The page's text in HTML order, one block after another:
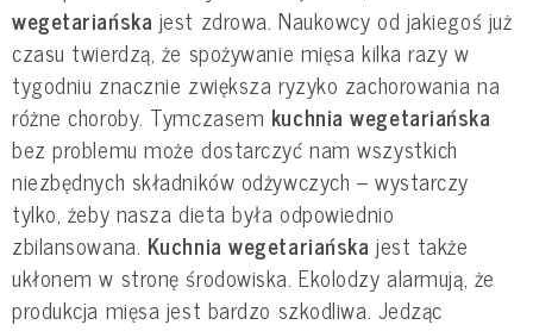
wegetariańska jest zdrowa. Naukowcy od jakiegoś już
czasu twierdzą, że spożywanie mięsa kilka razy w
tygodniu znacznie zwiększa ryzyko zachorowania na
różne choroby. Tymczasem kuchnia wegetariańska
bez problemu może dostarczyć nam wszystkich
niezbędnych składników odżywczych – wystarczy
tylko, żeby nasza dieta była odpowiednio
zbilansowana. Kuchnia wegetariańska jest także
ukłonem w stronę środowiska. Ekolodzy alarmują, że
produkcja mięsa jest bardzo szkodliwa. Jedząc